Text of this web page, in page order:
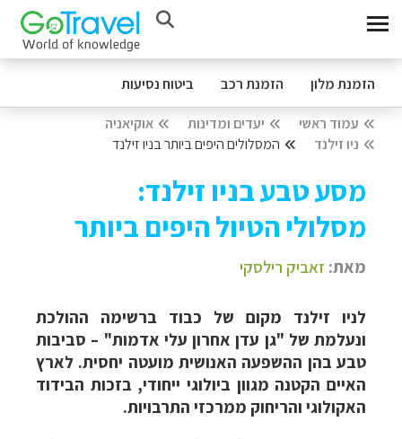
הזמנת מלון הזמנת רכב ביטוח נסיעות
עמוד ראשי יעדים ומדינות
אוקיאניה
ניו זילנד
המסלולים היפים ביותר בניו זילנד
מסע טבע בניו זילנד:
מסלולי הטיול היפים ביותר
מאת: זאביק רילסקי
לניו זילנד מקום של כבוד ברשימה ההולכת
ונעלמת של "גן עדן אחרון עלי אדמות" – סביבות
טבע בהן ההשפעה האנושית מועטה יחסית. לארץ
האיים הקטנה מגוון ביולוגי ייחודי, בזכות הבידוד
האקולוגי והריחוק ממרכזי התרבויות.